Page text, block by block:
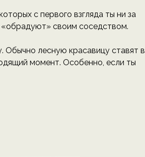
с первого взгляда ты ни за
«обрадуют» своим соседством.
Обычно лесную красавицу ставят в
момент. Особенно, если ты